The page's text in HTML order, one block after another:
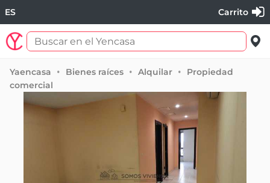
ES Carrito
Yaencasa Bienes raíces Alquilar
Propiedad
comercial